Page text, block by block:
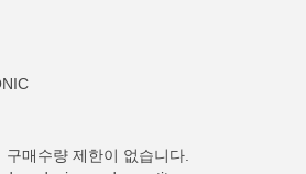
매수량 제한이 없습니다.